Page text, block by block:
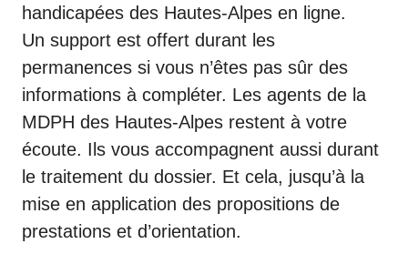
handicapées des Hautes-Alpes en ligne.
Un support est offert durant les
permanences si vous n’êtes pas sûr des
informations à compléter. Les agents de la
MDPH des Hautes-Alpes restent à votre
écoute. Ils vous accompagnent aussi durant
le traitement du dossier. Et cela, jusqu’à la
mise en application des propositions de
prestations et d’orientation.